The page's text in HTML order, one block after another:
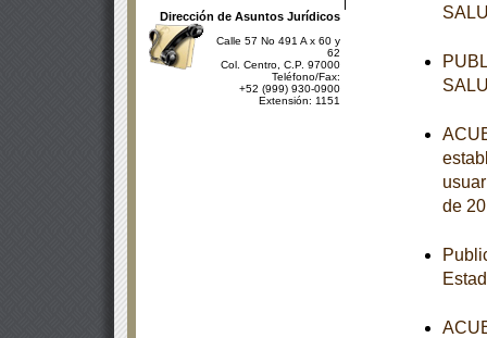
Dirección de Asuntos Jurídicos
Calle 57 No 491 A x 60 y
62
Col. Centro, C.P. 97000
Teléfono/Fax:
+52 (999) 930-0900
Extensión: 1151
de